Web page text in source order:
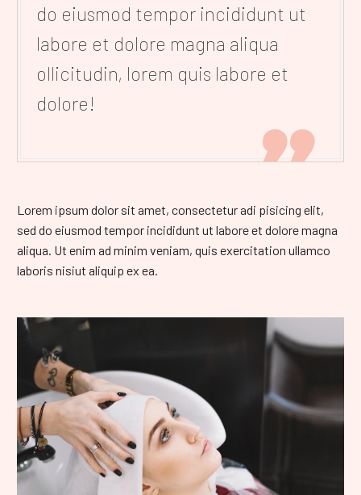
do eiusmod tempor incididunt ut
labore et dolore magna aliqua
ollicitudin, lorem quis labore et
dolore!

Lorem ipsum dolor sit amet, consectetur adi pisicing elit,
sed do eiusmod tempor incididunt ut labore et dolore magna
aliqua. Ut enim ad minim veniam, quis exercitation ullamco
laboris nisiut aliquip ex ea.